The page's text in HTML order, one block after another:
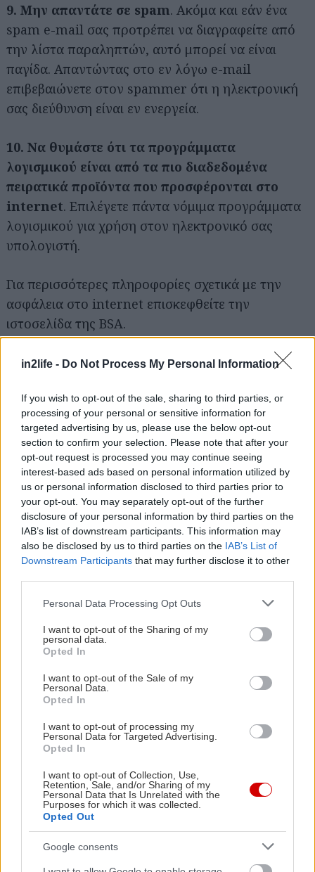
in2life - Do Not Process My Personal Information
If you wish to opt-out of the sale, sharing to third parties, or
processing of your personal or sensitive information for
targeted advertising by us, please use the below opt-out
section to confirm your selection. Please note that after your
opt-out request is processed you may continue seeing
interest-based ads based on personal information utilized by
us or personal information disclosed to third parties prior to
your opt-out. You may separately opt-out of the further
disclosure of your personal information by third parties on the
IAB’s list of downstream participants. This information may
also be disclosed by us to third parties on the IAB’s List of
Downstream Participants that may further disclose it to other
Please note that this website/app uses one or more Google
not limited to your visit or usage behaviour. You may click to
grant or deny consent to Google and its third-party tags to
use your data for below specified purposes in below Google
consent section.
Personal Data Processing Opt Outs
I want to opt-out of the Sharing of my
personal data.
Opted In
I want to opt-out of the Sale of my
Personal Data.
Opted In
I want to opt-out of processing my
Personal Data for Targeted Advertising.
Opted In
I want to opt-out of Collection, Use,
Retention, Sale, and/or Sharing of my
Personal Data that Is Unrelated with the
Purposes for which it was collected.
Opted Out
Google consents
9. Μην απαντάτε σε spam. Ακόμα και εάν ένα
spam e-mail σας προτρέπει να διαγραφείτε από
την λίστα παραληπτών, αυτό μπορεί να είναι
παγίδα. Απαντώντας στο εν λόγω e-mail
επιβεβαιώνετε στον spammer ότι η ηλεκτρονική
σας διεύθυνση είναι εν ενεργεία.
10. Να θυμάστε ότι τα προγράμματα
λογισμικού είναι από τα πιο διαδεδομένα
πειρατικά προϊόντα που προσφέρονται στο
internet. Επιλέγετε πάντα νόμιμα προγράμματα
λογισμικού για χρήση στον ηλεκτρονικό σας
υπολογιστή.
Για περισσότερες πληροφορίες σχετικά με την
ασφάλεια στο internet επισκεφθείτε την
ιστοσελίδα της BSA.
Σε πρόσφατη μελέτη που πραγματοποίησε η
χώρες (ΗΠΑ, Αγγλία, Γερμανία, και Καναδά)
βρέθηκε ότι το 96% των καταναλωτών ανησυχεί
για την ασφάλεια στο internet και συμφωνεί ότι
μια ιστοσελίδα αποκλειστικά αφιερωμένη σε
θέματα προστασίας και ασφάλειας θα ήταν
πραγματικά χρήσιμη.
Αξίζει επίσης να σημειωθεί ότι τα 2/3 των
χρηστών έχουν ήδη εγκαταστήσει τρία ή
περισσότερα προγράμματα λογισμικού για
προστασία του υπολογιστή τους
. Ωστόσο, η
προμηθευτών οι οποίοι οφείλουν να παρέχουν
πιστοποιημένη διαβεβαίωση στους χρήστες ότι
μπορούν να πραγματοποιήσουν ασφαλείς
συναλλαγές.
Ο καταναλωτής που θα προστατεύσει τον
υπολογιστή του με ένα αξιόπιστο προϊόν
ασφάλειας λογισμικού και ακολουθώντας τις
παραπάνω συμβουλές, μπορεί να εξασφαλίσει μια
ευχάριστη και πάνω απ’ όλα ασφαλή εμπειρία
καλοκαιρινών αγορών στο internet.
Αναζήτηση